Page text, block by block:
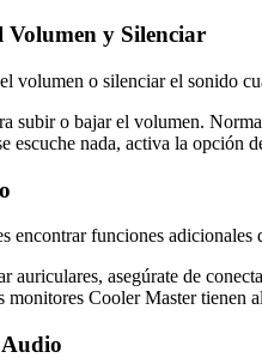
y Silenciar
volumen o silenciar el sonido
subir o bajar el volumen.
escuche nada, activa la opción
encontrar funciones
auriculares, asegúrate de
monitores Cooler Master tienen